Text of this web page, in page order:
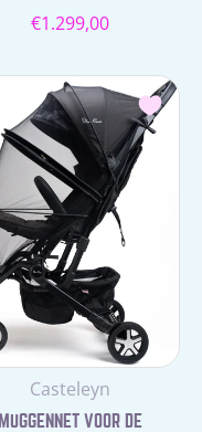
Normale
€1.299,00
Leverancier:
Casteleyn
MUGGENNET VOOR DE